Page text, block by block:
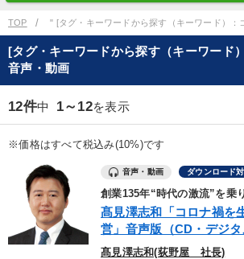
search 上記の条件で検索
mic 講演収録物を探す
全国経営者セミナー講演収録物（全1315タイト
ます
優秀各社の智恵と戦略 事業家のロマンと
若手異才経営者の発想
TOP " [タグ・キーワードから探す（キーワード）：
[タグ・キーワードから探す（キーワード
音声・動画
12件中 1～12を表示
※価格はすべて税込み(10%)です
音声・動画 ダウンロード
創業135年“時代の激流”を乗
髙見澤志和「コロナ禍を
営」音声版（CD・デジタ
髙見澤志和(荻野屋 社長)